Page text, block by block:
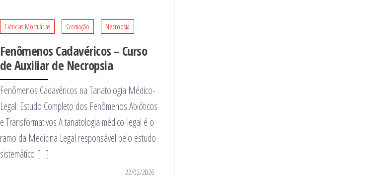
Ciências Mortuárias Cremação Necropsia
Fenômenos Cadavéricos – Curso
de Auxiliar de Necropsia
Fenômenos Cadavéricos na Tanatologia Médico-
Legal: Estudo Completo dos Fenômenos Abióticos
e Transformativos A tanatologia médico-legal é o
ramo da Medicina Legal responsável pelo estudo
sistemático […]
22/02/2026